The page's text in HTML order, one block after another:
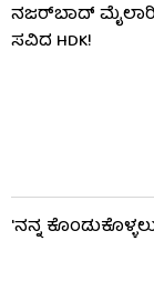
ನಜರ್‌ಬಾದ್
ಸವಿದ HDK!
'ನನ್ನ